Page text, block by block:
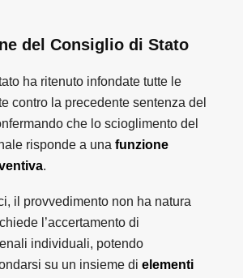
del Consiglio di Stato
ha ritenuto infondate tutte le
contro la precedente sentenza del
che lo scioglimento del
risponde a una funzione
.
il provvedimento non ha natura
l’accertamento di
individuali, potendo
su un insieme di elementi